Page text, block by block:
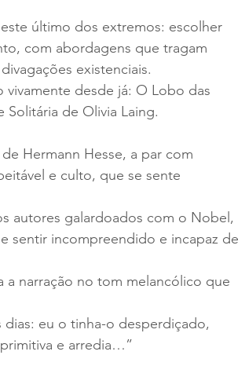
último dos extremos: escolher
com abordagens que tragam
existenciais.
desde já: O Lobo das
Solitária de Olivia Laing.
Hermann Hesse, a par com
e culto, que se sente
autores galardoados com o Nobel,
sentir incompreendido e incapaz de
narração no tom melancólico que
dias: eu o tinha-o desperdiçado,
e arredia…”